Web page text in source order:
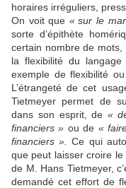
horaires irréguliers,
On voit que « sur le
sorte d’épithète
certain nombre de
la flexibilité du
exemple de flexibilité
L’étrangeté de cet
Tietmeyer permet de
dans son esprit, de«
financiers » ou de «
financiers ». Ce qui
que peut laisser croire le
de M. Hans Tietmeyer,
demandé cet effort de